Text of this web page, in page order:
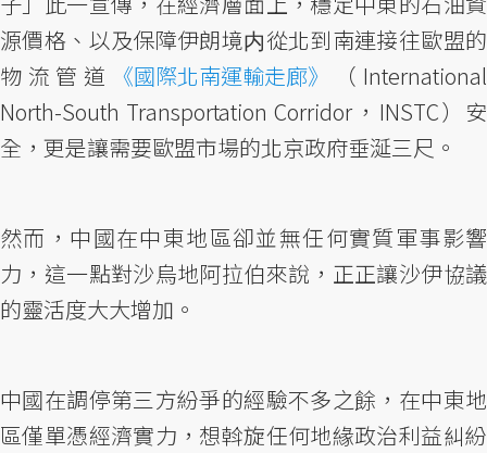
源價格、以及保障伊朗境内從北到南連接往歐盟的
物流管道 《國際北南運輸走廊》
（International
North-South Transportation Corridor，INSTC）安
全，更是讓需要歐盟市場的北京政府垂涎三尺。
然而，中國在中東地區卻並無任何實質軍事影響
力，這一點對沙烏地阿拉伯來說，正正讓沙伊協議
的靈活度大大增加。
中國在調停第三方紛爭的經驗不多之餘，在中東地
區僅單憑經濟實力，想斡旋任何地緣政治利益糾紛